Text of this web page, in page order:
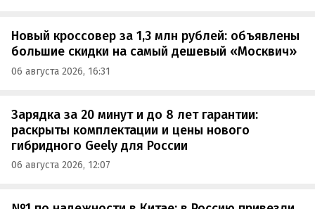
Новый кроссовер за 1,3 млн рублей: объявлены
большие скидки на самый дешевый «Москвич»
06 августа 2026, 16:31
Зарядка за 20 минут и до 8 лет гарантии:
раскрыты комплектации и цены нового
гибридного Geely для России
06 августа 2026, 12:07